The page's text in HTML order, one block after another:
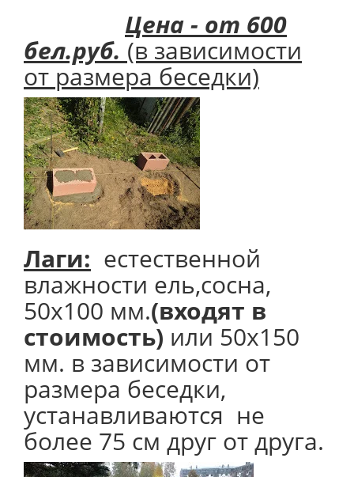
Цена - от 600
бел.руб. (в зависимости
от размера беседки)
Лаги: естественной
влажности ель,сосна,
50х100 мм.(входят в
стоимость) или 50х150
мм. в зависимости от
размера беседки,
устанавливаются не
более 75 см друг от друга.